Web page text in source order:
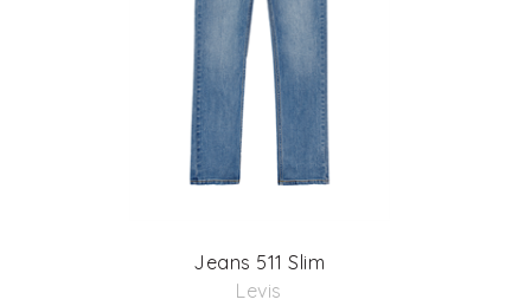
Jeans 511 Slim
Levis